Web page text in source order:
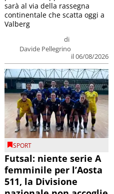
di
Davide Pellegrino
il 06/08/2026
sarà al via della rassegna
continentale che scatta oggi a
Valberg
SPORT
Futsal: niente serie A
femminile per l’Aosta
511, la Divisione